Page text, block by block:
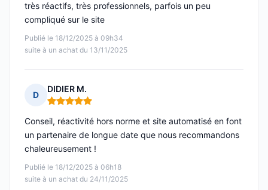
Publié le 18/12/2025 à 09h34
suite à un achat du 13/11/2025
très réactifs, très professionnels, parfois un peu
compliqué sur le site
D
DIDIER M.
Note : 5 sur 5
Publié le 18/12/2025 à 06h18
suite à un achat du 24/11/2025
Conseil, réactivité hors norme et site automatisé en font
un partenaire de longue date que nous recommandons
chaleureusement !